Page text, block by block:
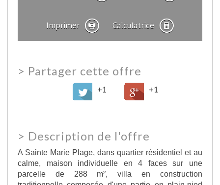
Imprimer Calculatrice
> Partager cette offre
+1 +1
> Description de l'offre
A Sainte Marie Plage, dans quartier résidentiel et au
calme, maison individuelle en 4 faces sur une
parcelle de 288 m², villa en construction